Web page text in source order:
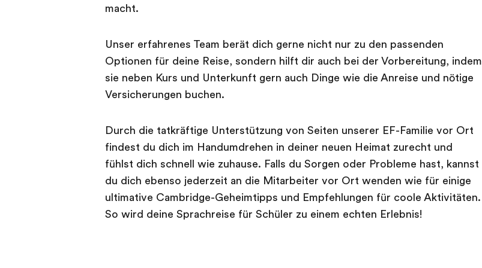
macht.
Unser erfahrenes Team berät dich gerne nicht nur zu den passenden
Optionen für deine Reise, sondern hilft dir auch bei der Vorbereitung, indem
sie neben Kurs und Unterkunft gern auch Dinge wie die Anreise und nötige
Versicherungen buchen.
Durch die tatkräftige Unterstützung von Seiten unserer EF-Familie vor Ort
findest du dich im Handumdrehen in deiner neuen Heimat zurecht und
fühlst dich schnell wie zuhause. Falls du Sorgen oder Probleme hast, kannst
du dich ebenso jederzeit an die Mitarbeiter vor Ort wenden wie für einige
ultimative Cambridge-Geheimtipps und Empfehlungen für coole Aktivitäten.
So wird deine Sprachreise für Schüler zu einem echten Erlebnis!